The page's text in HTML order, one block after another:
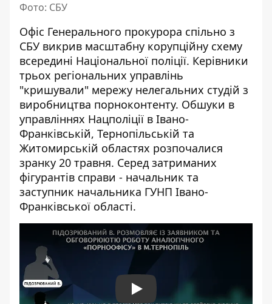
Фото: СБУ
Офіс Генерального прокурора спільно з
СБУ викрив масштабну корупційну схему
всередині Національної поліції. Керівники
трьох регіональних управлінь
"кришували" мережу нелегальних студій з
виробництва порноконтенту. Обшуки в
управліннях Нацполіції в Івано-
Франківській, Тернопільській та
Житомирській областях розпочалися
зранку 20 травня. Серед затриманих
фігурантів справи - начальник та
заступник начальника ГУНП Івано-
Франківської області.
Play